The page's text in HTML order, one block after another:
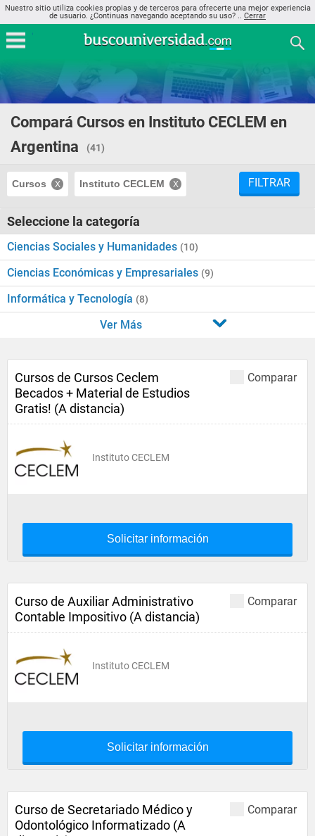
Nuestro sitio utiliza cookies propias y de terceros para ofrecerte una mejor experiencia
de usuario. ¿Continuas navegando aceptando su uso? .. Cerrar
Compará Cursos en Instituto CECLEM en
Argentina
(41)
Cursos Instituto CECLEM FILTRAR
Seleccione la categoría
Ciencias Sociales y Humanidades (10)
Ciencias Económicas y Empresariales (9)
Informática y Tecnología (8)
Ver Más
Comparar
Cursos de Cursos Ceclem
Becados + Material de Estudios
Gratis! (A distancia)
Instituto CECLEM
Solicitar información
Comparar
Curso de Auxiliar Administrativo
Contable Impositivo (A distancia)
Instituto CECLEM
Solicitar información
Comparar
Curso de Secretariado Médico y
Odontológico Informatizado (A